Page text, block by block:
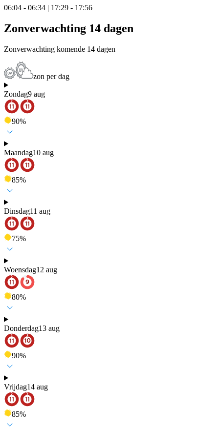
06:04 - 06:34 | 17:29 - 17:56
Zonverwachting 14 dagen
Zonverwachting komende 14 dagen
zon per dag
Zondag9 aug
90%
Maandag10 aug
85%
Dinsdag11 aug
75%
Woensdag12 aug
80%
Donderdag13 aug
90%
Vrijdag14 aug
85%